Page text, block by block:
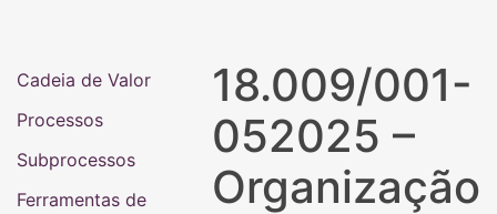
18.009/001-
052025 –
Organização
Cadeia de Valor
Processos
Subprocessos
Ferramentas de